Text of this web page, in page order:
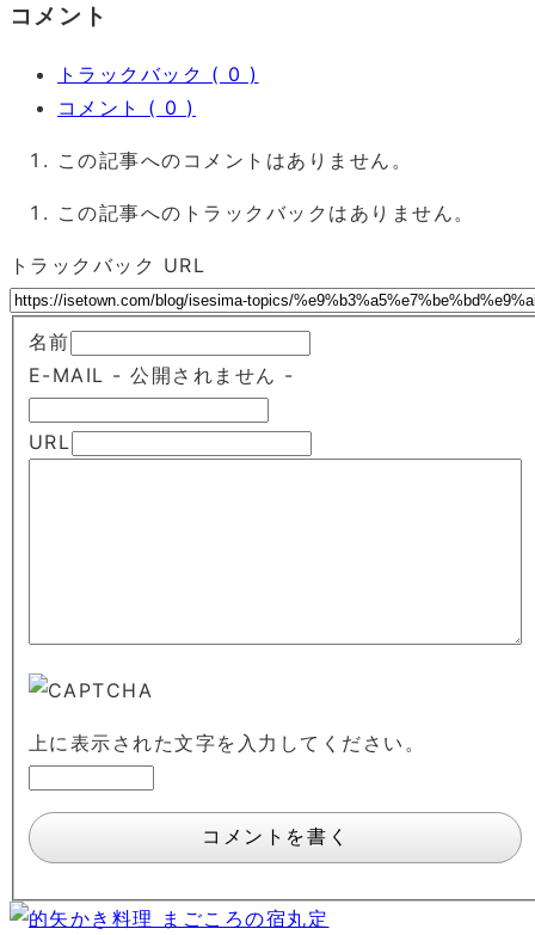
コメント
トラックバック ( 0 )
コメント ( 0 )
この記事へのコメントはありません。
この記事へのトラックバックはありません。
トラックバック URL
名前
E-MAIL - 公開されません -
URL
上に表示された文字を入力してください。